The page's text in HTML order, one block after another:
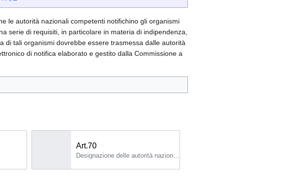
le autorità nazionali competenti notifichino gli organismi
serie di requisiti, in particolare in materia di indipendenza,
di tali organismi dovrebbe essere trasmessa dalle autorità
di notifica elaborato e gestito dalla Commissione a
Art.70
Designazione delle autorità nazionali competenti e dei punti di contatto unici 1.